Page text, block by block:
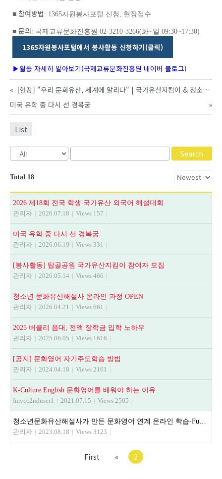
■ 참여방법 : 1365자원봉사포털 신청, 현장접수
■ 문의: 국제교류문화진흥원 02-3210-3266(화~일 09:30~17:30)
1365자원봉사포털에서 봉사활동 신청하기(클릭)
▶ 활동 자세히 알아보기(국제교류문화진흥원 네이버 블로그)
«
[현장] "우리 문화유산, 세계에 알리다" | 국가유산지킴이 & 청소년 문화유산해설사 활동기
미국 유학 중 다시 선 경복궁
»
List
Search
Total 18
2026 제18회 전국 학생 국가유산 외국어 해설대회
관리자 | 2026.07.18 | Views 157 |
미국 유학 중 다시 선 경복궁
관리자 | 2026.06.19 | Views 331 |
[봉사활동] 탑골공원 국가유산지킴이 참여자 모집
관리자 | 2026.05.14 | Views 466 |
청소년 문화유산해설사 온라인 과정 OPEN
관리자 | 2026.04.21 | Views 661 |
2025 버클리 음대, 전액 장학금 입학 노하우
관리자 | 2025.06.05 | Views 1616 |
[공지] 문화영어 자기주도학습 방법
관리자 | 2024.04.18 | Views 2161 |
K-Culture English 문화영어를 배워야 하는 이유
fmycc2nduser1 | 2021.07.15 | Views 2505 |
청소년문화유산해설사가 만든 문화영어 연계 온라인 학습-Fun and Easy Guide to Korea
관리자 | 2023.08.18 | Views 3123 |
First « 2